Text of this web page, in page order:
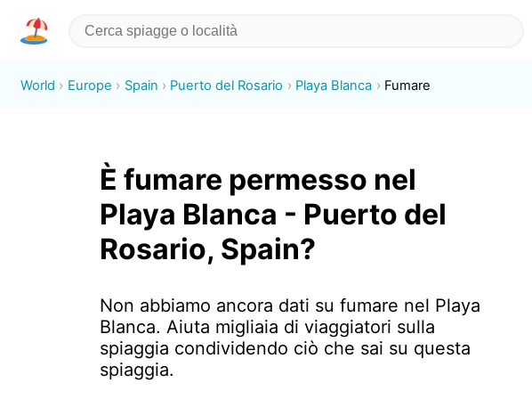
World Europe Spain Puerto del Rosario Playa Blanca Fumare
È fumare permesso nel
Playa Blanca - Puerto del
Rosario, Spain?
Non abbiamo ancora dati su fumare nel Playa
Blanca. Aiuta migliaia di viaggiatori sulla
spiaggia condividendo ciò che sai su questa
spiaggia.